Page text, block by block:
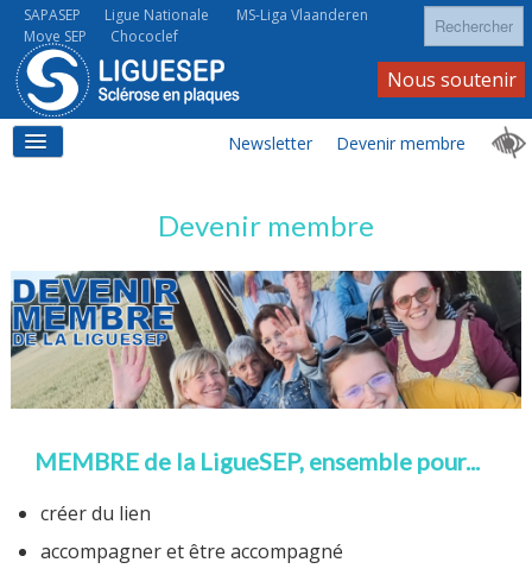
Ligue Nationale MS-Liga Vlaanderen
SAPASEP
Move SEP
Chococlef
Rechercher
LA SEP
LA SEP AU QUOTIDIEN
À VOS CÔTÉS
Newsletter
Nous soutenir
Devenir membre
Devenir membre
MEMBRE de la LigueSEP, ensemble pour...
créer du lien
accompagner et être accompagné